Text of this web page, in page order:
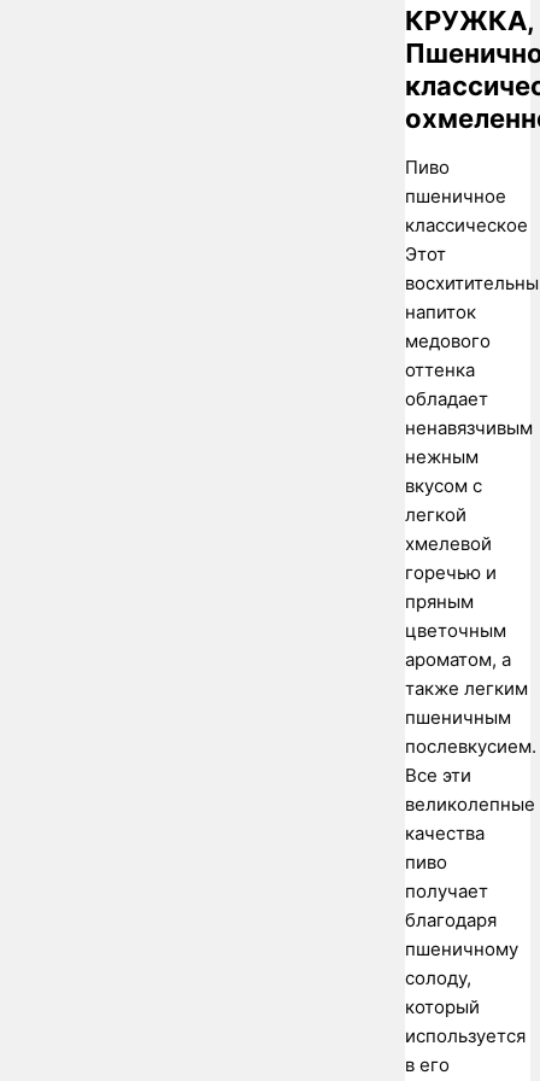
КРУЖКА,
Пиво
пшеничное
классическое
Этот
напиток
медового
оттенка
обладает
ненавязчивым
нежным
вкусом с
легкой
хмелевой
горечью и
пряным
цветочным
ароматом, а
также легким
пшеничным
послевкусием.
Все эти
великолепные
качества
пиво
получает
благодаря
пшеничному
солоду,
который
используется
в его